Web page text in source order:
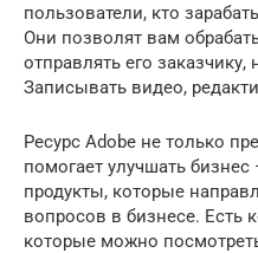
пользователи, кто
Они позволят вам
отправлять его
Записывать видео,
Ресурс Adobe не только
помогает улучшать бизнес
продукты, которые
вопросов в бизнесе. Есть
которые можно